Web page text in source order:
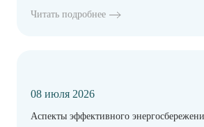
Читать подробнее
08 июля 2026
Аспекты эффективного